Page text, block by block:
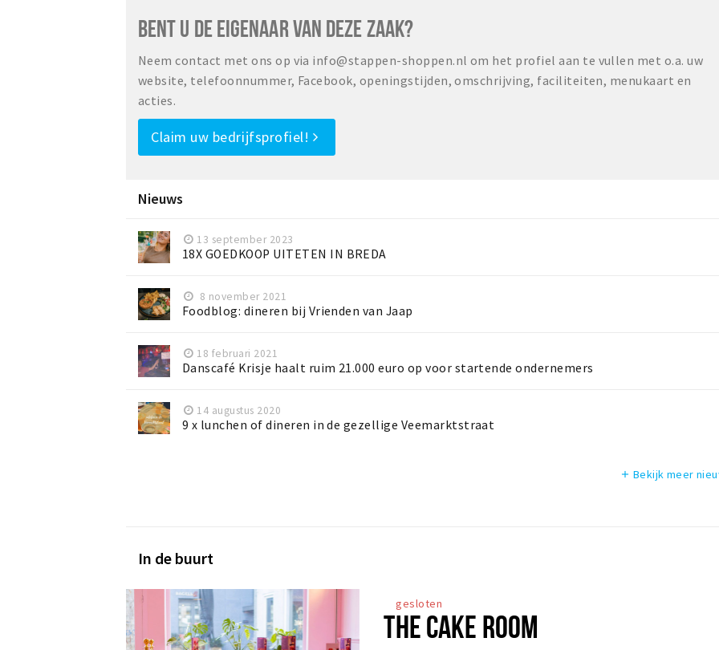
BENT U DE EIGENAAR VAN DEZE ZAAK?
Neem contact met ons op via info@stappen-shoppen.nl om het profiel aan te vullen met o.a. uw
website, telefoonnummer, Facebook, openingstijden, omschrijving, faciliteiten, menukaart en
acties.
Claim uw bedrijfsprofiel!
Nieuws
13 september 2023
18X GOEDKOOP UITETEN IN BREDA
8 november 2021
Foodblog: dineren bij Vrienden van Jaap
18 februari 2021
Danscafé Krisje haalt ruim 21.000 euro op voor startende ondernemers
14 augustus 2020
9 x lunchen of dineren in de gezellige Veemarktstraat
add Bekijk meer
In de buurt
gesloten
THE CAKE ROOM